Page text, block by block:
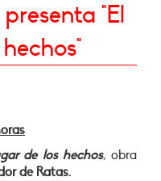
"El
de los hechos, obra
de Ratas.